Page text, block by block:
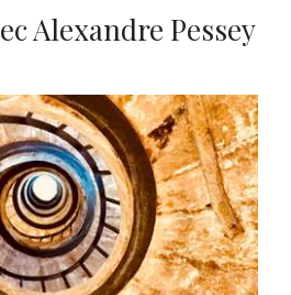
Alexandre Pessey